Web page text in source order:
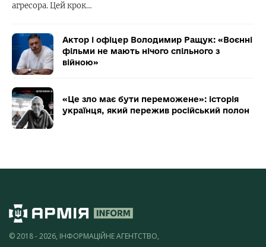
агресора. Цей крок…
Актор і офіцер Володимир Ращук: «Воєнні
фільми не мають нічого спільного з
війною»
«Це зло має бути переможене»: історія
українця, який пережив російський полон
© 2018 - 2026, ІНФОРМАЦІЙНЕ АГЕНТСТВО,